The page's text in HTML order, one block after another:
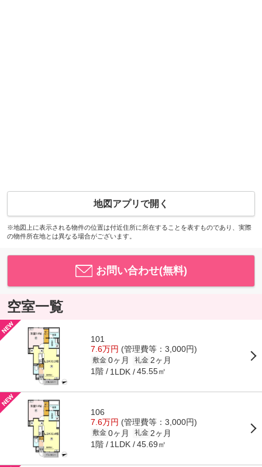
地図アプリで開く
※地図上に表示される物件の位置は付近住所に所在することを表すものであり、実際
の物件所在地とは異なる場合がございます。
お問い合わせ(無料)
空室一覧
101
7.6万円 (管理費等：3,000円)
敷金 0ヶ月 礼金 2ヶ月
1階 1LDK 45.55㎡
106
7.6万円 (管理費等：3,000円)
敷金 0ヶ月 礼金 2ヶ月
1階 1LDK 45.69㎡